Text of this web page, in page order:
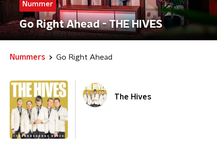
Nummer
Go Right Ahead - THE HIVES
Nummers Go Right Ahead
The Hives